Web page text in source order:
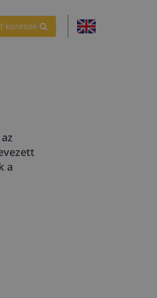
keresek
a